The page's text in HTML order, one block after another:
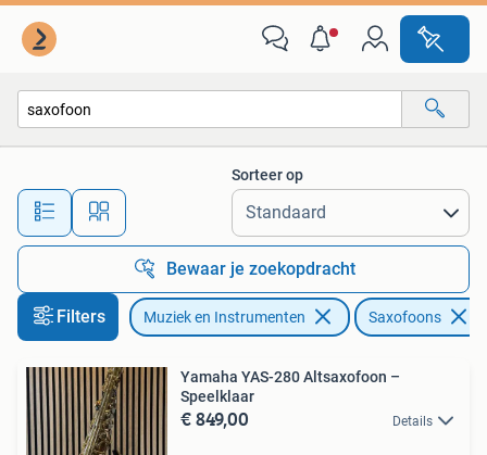
Alle afstanden…
Sorteer op
Bewaar je zoekopdracht
Filters Muziek en Instrumenten Saxofoons
Yamaha YAS-280 Altsaxofoon –
Speelklaar
€ 849,00 Details